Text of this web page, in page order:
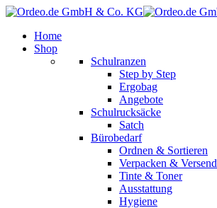
Home
Shop
Schulranzen
Step by Step
Ergobag
Angebote
Schulrucksäcke
Satch
Bürobedarf
Ordnen & Sortieren
Verpacken &
Tinte & Toner
Ausstattung
Hygiene